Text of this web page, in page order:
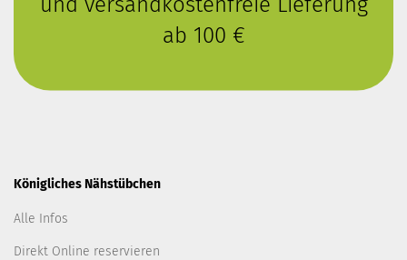
ab 100 €
Königliches Nähstübchen
Alle Infos
Direkt Online reservieren